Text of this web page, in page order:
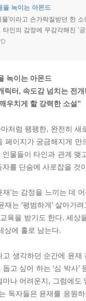
을 녹이는 아몬드
'이라고 손가락질받던 한
인의 감정에 무감각해진 ‘
녹이는 아몬드
릭터, 속도감 넘치는 전
우치게 할 강력한 소설”
처럼 팽팽한, 완전히 새
페이지가 궁금해지게 만
물들이 타인과 관계
를 단숨에 사로잡을 것
재’는 감정을 느끼는
재는 ‘평범하게’ 살아가
교육을 받기도 한다. 세
상에 홀로 남는다.
생각하던 순간에 윤재
돕고 싶어 하는 ‘심 박
마나 어려운지, 그럼에
독자들은 윤재를 응원